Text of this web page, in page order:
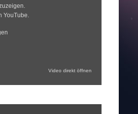
YouTube
Video direkt öffnen